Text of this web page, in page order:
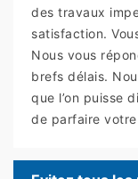
des travaux
satisfaction.
Nous vous
brefs délais.
que l’on puisse
de parfaire